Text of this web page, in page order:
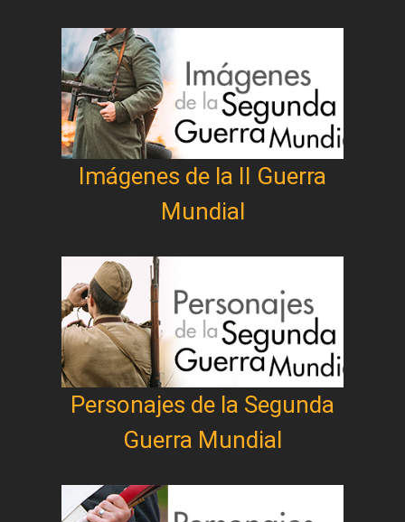
Imágenes de la II Guerra
Mundial
Personajes de la Segunda
Guerra Mundial